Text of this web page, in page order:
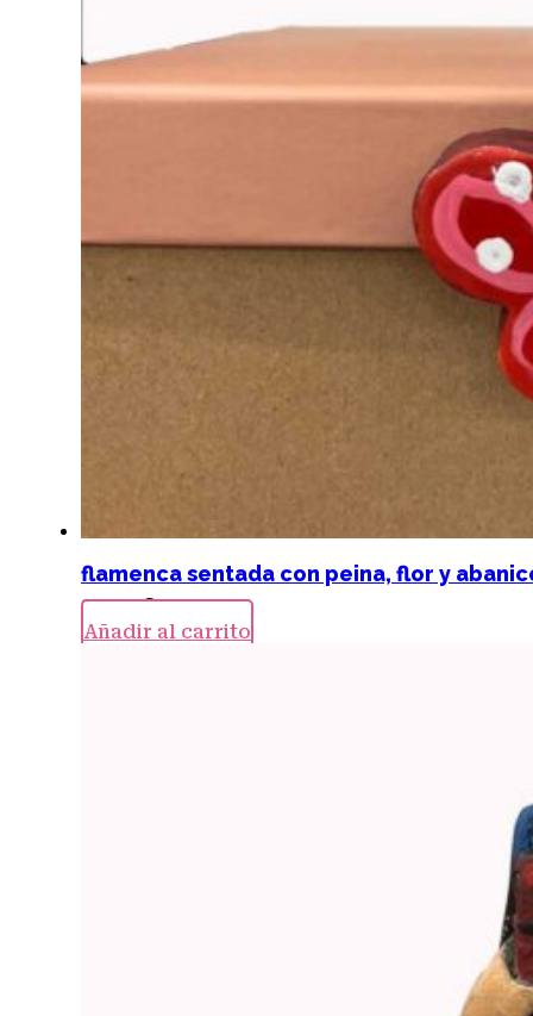
flamenca sentada con peina, flor y
20,00€
Añadir al carrito